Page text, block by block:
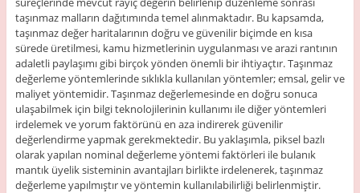
taşınmaz malların dağıtımında temel alınmaktadır. Bu kapsamda,
taşınmaz değer haritalarının doğru ve güvenilir biçimde en kısa
sürede üretilmesi, kamu hizmetlerinin uygulanması ve arazi rantının
adaletli paylaşımı gibi birçok yönden önemli bir ihtiyaçtır. Taşınmaz
değerleme yöntemlerinde sıklıkla kullanılan yöntemler; emsal, gelir ve
maliyet yöntemidir. Taşınmaz değerlemesinde en doğru sonuca
ulaşabilmek için bilgi teknolojilerinin kullanımı ile diğer yöntemleri
irdelemek ve yorum faktörünü en aza indirerek güvenilir
değerlendirme yapmak gerekmektedir. Bu yaklaşımla, piksel bazlı
olarak yapılan nominal değerleme yöntemi faktörleri ile bulanık
mantık üyelik sisteminin avantajları birlikte irdelenerek, taşınmaz
değerleme yapılmıştır ve yöntemin kullanılabilirliği belirlenmiştir.